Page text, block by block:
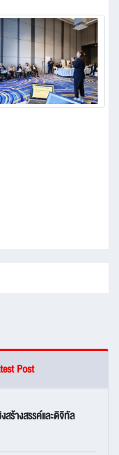
Post
ร้างสรรค์และดิจิทัล